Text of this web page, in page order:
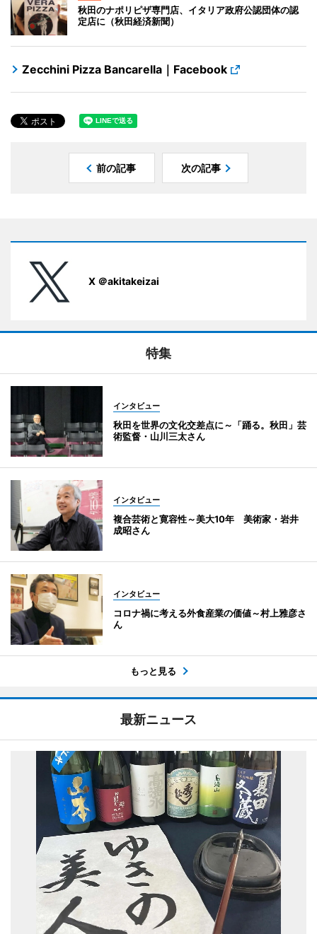
秋田のナポリピザ専門店、イタリア政府公認団体の認
定店に（秋田経済新聞）
Zecchini Pizza Bancarella｜Facebook
前の記事 次の記事
X ＠akitakeizai
特集
インタビュー
秋田を世界の文化交差点に～「踊る。秋田」芸
術監督・山川三太さん
インタビュー
複合芸術と寛容性～美大10年 美術家・岩井
成昭さん
インタビュー
コロナ禍に考える外食産業の価値～村上雅彦さ
ん
もっと見る
最新ニュース